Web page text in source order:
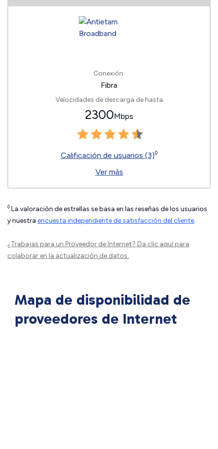
Conexión:
Fibra
Velocidades de descarga de hasta
2300Mbps
Calificación de usuarios (3)◊
Ver más
◊ La valoración de estrellas se basa en las reseñas de los usuarios
y nuestra encuesta independiente de satisfacción del cliente.
¿Trabajas para un Proveedor de Internet? Da clic aquípara
colaborar en la actualización de datos.
Mapa de disponibilidad de
proveedores de Internet